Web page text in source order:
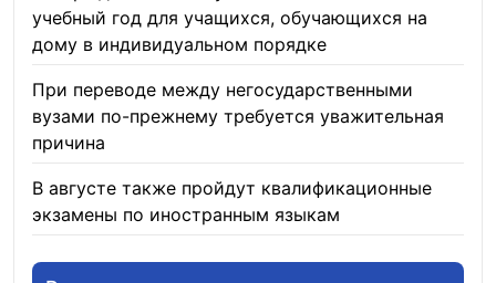
учебный год для учащихся, обучающихся на
дому в индивидуальном порядке
При переводе между негосударственными
вузами по-прежнему требуется уважительная
причина
В августе также пройдут квалификационные
экзамены по иностранным языкам